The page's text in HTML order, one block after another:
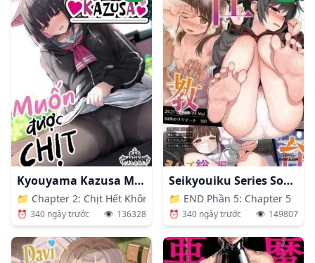
Kyouyama Kazusa Muốn Được Chịt 1+2
📁 Chapter 2: Chịt Hết Không Thacả Reisa Nữa
⏰ 340 ngày trước 👁️ 136328
Seikyouiku Series Soushuuhen
📁 END Phần 5: Chapter 5
⏰ 340 ngày trước 👁️ 149807